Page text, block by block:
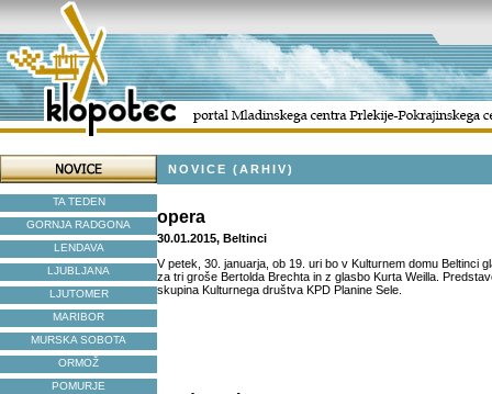
TA TEDEN
GORNJA RADGONA
LENDAVA
LJUBLJANA
LJUTOMER
MARIBOR
MURSKA SOBOTA
ORMOŽ
POMURJE
NOVICE (ARHIV)
opera
30.01.2015, Beltinci
V petek, 30. januarja, ob 19. uri bo v Kulturnem domu Beltinci
za tri groše Bertolda Brechta in z glasbo Kurta Weilla.
skupina Kulturnega društva KPD Planine Sele.